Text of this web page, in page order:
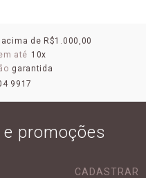
acima de R$1.000,00
até 10x
garantida
9917
promoções
CADASTRAR